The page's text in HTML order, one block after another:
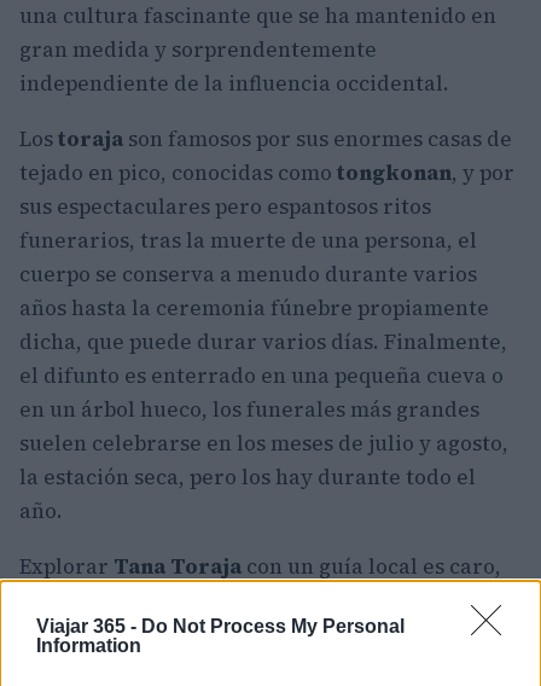
Viajar 365 - Do Not Process My Personal
Information
una cultura fascinante que se ha mantenido en
gran medida y sorprendentemente
independiente de la influencia occidental.
Lostoraja son famosos por sus enormes casas de
tejado en pico, conocidas como tongkonan, y por
sus espectaculares pero espantosos ritos
funerarios, tras la muerte de una persona, el
cuerpo se conserva a menudo durante varios
años hasta la ceremonia fúnebre propiamente
dicha, que puede durar varios días. Finalmente,
el difunto es enterrado en una pequeña cueva o
en un árbol hueco, los funerales más grandes
suelen celebrarse en los meses de julio y agosto,
la estación seca, pero los hay durante todo el
año.
Explorar Tana Toraja con un guía local es caro,
pero merece la pena. Le permitirán conocer a
escondidas estas interesantes costumbres y